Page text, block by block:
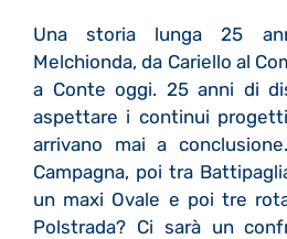
Una storia lunga 25
Melchionda, da Cariello al
a Conte oggi. 25 anni di
aspettare i continui progetti
arrivano mai a
Campagna, poi tra
un maxi Ovale e poi tre
Polstrada? Ci sarà un